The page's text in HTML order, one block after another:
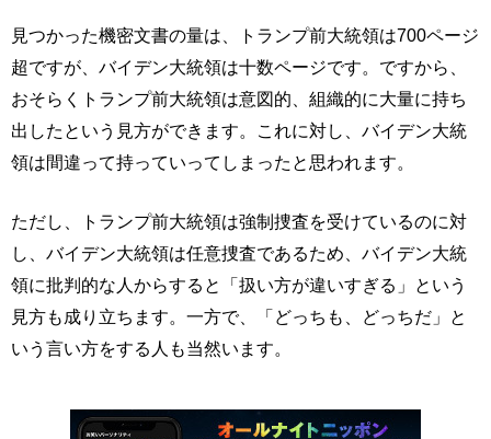
見つかった機密文書の量は、トランプ前大統領は700ページ
超ですが、バイデン大統領は十数ページです。ですから、
おそらくトランプ前大統領は意図的、組織的に大量に持ち
出したという見方ができます。これに対し、バイデン大統
領は間違って持っていってしまったと思われます。
ただし、トランプ前大統領は強制捜査を受けているのに対
し、バイデン大統領は任意捜査であるため、バイデン大統
領に批判的な人からすると「扱い方が違いすぎる」という
見方も成り立ちます。一方で、「どっちも、どっちだ」と
いう言い方をする人も当然います。